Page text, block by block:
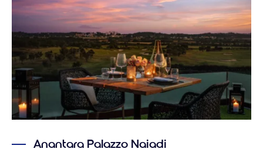
Anantara Palazzo Naiadi